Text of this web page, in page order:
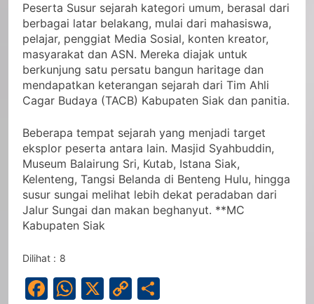
Peserta Susur sejarah kategori umum, berasal dari
berbagai latar belakang, mulai dari mahasiswa,
pelajar, penggiat Media Sosial, konten kreator,
masyarakat dan ASN. Mereka diajak untuk
berkunjung satu persatu bangun haritage dan
mendapatkan keterangan sejarah dari Tim Ahli
Cagar Budaya (TACB) Kabupaten Siak dan panitia.
Beberapa tempat sejarah yang menjadi target
eksplor peserta antara lain. Masjid Syahbuddin,
Museum Balairung Sri, Kutab, Istana Siak,
Kelenteng, Tangsi Belanda di Benteng Hulu, hingga
susur sungai melihat lebih dekat peradaban dari
Jalur Sungai dan makan beghanyut. **MC
Kabupaten Siak
Dilihat : 8
Facebook
WhatsApp
X
Copy